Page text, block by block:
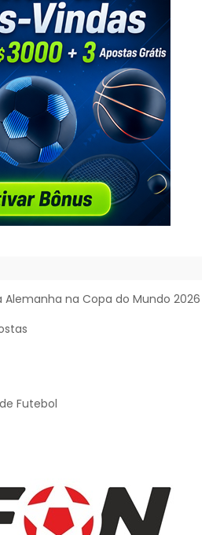
na Copa do Mundo 2026
Futebol